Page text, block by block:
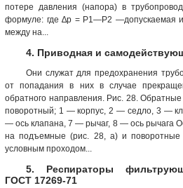
потере давления (напора) в
формуле: где ∆p = P1—Р2 —допускаемая
между на...
4. Приводная и
Они служат для предохранения
от попадания в них в случае
обратного направления. Рис. 28.
поворотный; 1 — корпус, 2 — седло, 3 —
— ось клапана, 7 — рычаг, 8 — ось рычага
на подъемные (рис. 28, а) и поворотные
условным проходом...
5. Респираторы
ГОСТ 17269-71